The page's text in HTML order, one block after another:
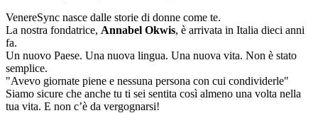
VenereSync nasce dalle storie di donne come te.
La nostra fondatrice, Annabel Okwis, è arrivata in Italia dieci anni
fa.
Un nuovo Paese. Una nuova lingua. Una nuova vita. Non è stato
semplice.
"Avevo giornate piene e nessuna persona con cui condividerle"
Siamo sicure che anche tu ti sei sentita così almeno una volta nella
tua vita. E non c’è da vergognarsi!